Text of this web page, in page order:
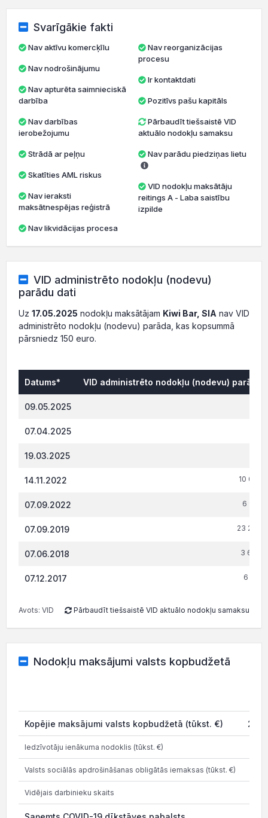
Svarīgākie fakti
Nav aktīvu komercķīlu
Nav nodrošinājumu
darbība
ierobežojumu
Strādā ar peļņu
Skatīties AML riskus
maksātnespējas reģistrā
Nav likvidācijas procesa
Nav reorganizācijas
procesu
Ir kontaktdati
Pozitīvs pašu kapitāls
Pārbaudīt tiešsaistē VID
aktuālo nodokļu samaksu
Nav parādu piedziņas lietu
VID nodokļu maksātāju
reitings A - Laba saistību
izpilde
VID administrēto nodokļu (nodevu)
parādu dati
Uz 17.05.2025 nodokļu maksātājam Kiwi Bar, SIA nav VID
administrēto nodokļu (nodevu) parāda, kas kopsummā
pārsniedz 150 euro.
Datums* VID administrēto nodokļu (nodevu) parāds,
09.05.2025
07.04.2025
19.03.2025
14.11.2022 10
07.09.2022 6
07.09.2019 23
07.06.2018 3
07.12.2017 6
Avots: VID Pārbaudīt tiešsaistē VID aktuālo nodokļu samaksu
Nodokļu maksājumi valsts kopbudžetā
Kopējie maksājumi valsts kopbudžetā (tūkst. €)
Iedzīvotāju ienākuma nodoklis (tūkst. €)
Valsts sociālās apdrošināšanas obligātās iemaksas (tūkst. €)
Vidējais darbinieku skaits